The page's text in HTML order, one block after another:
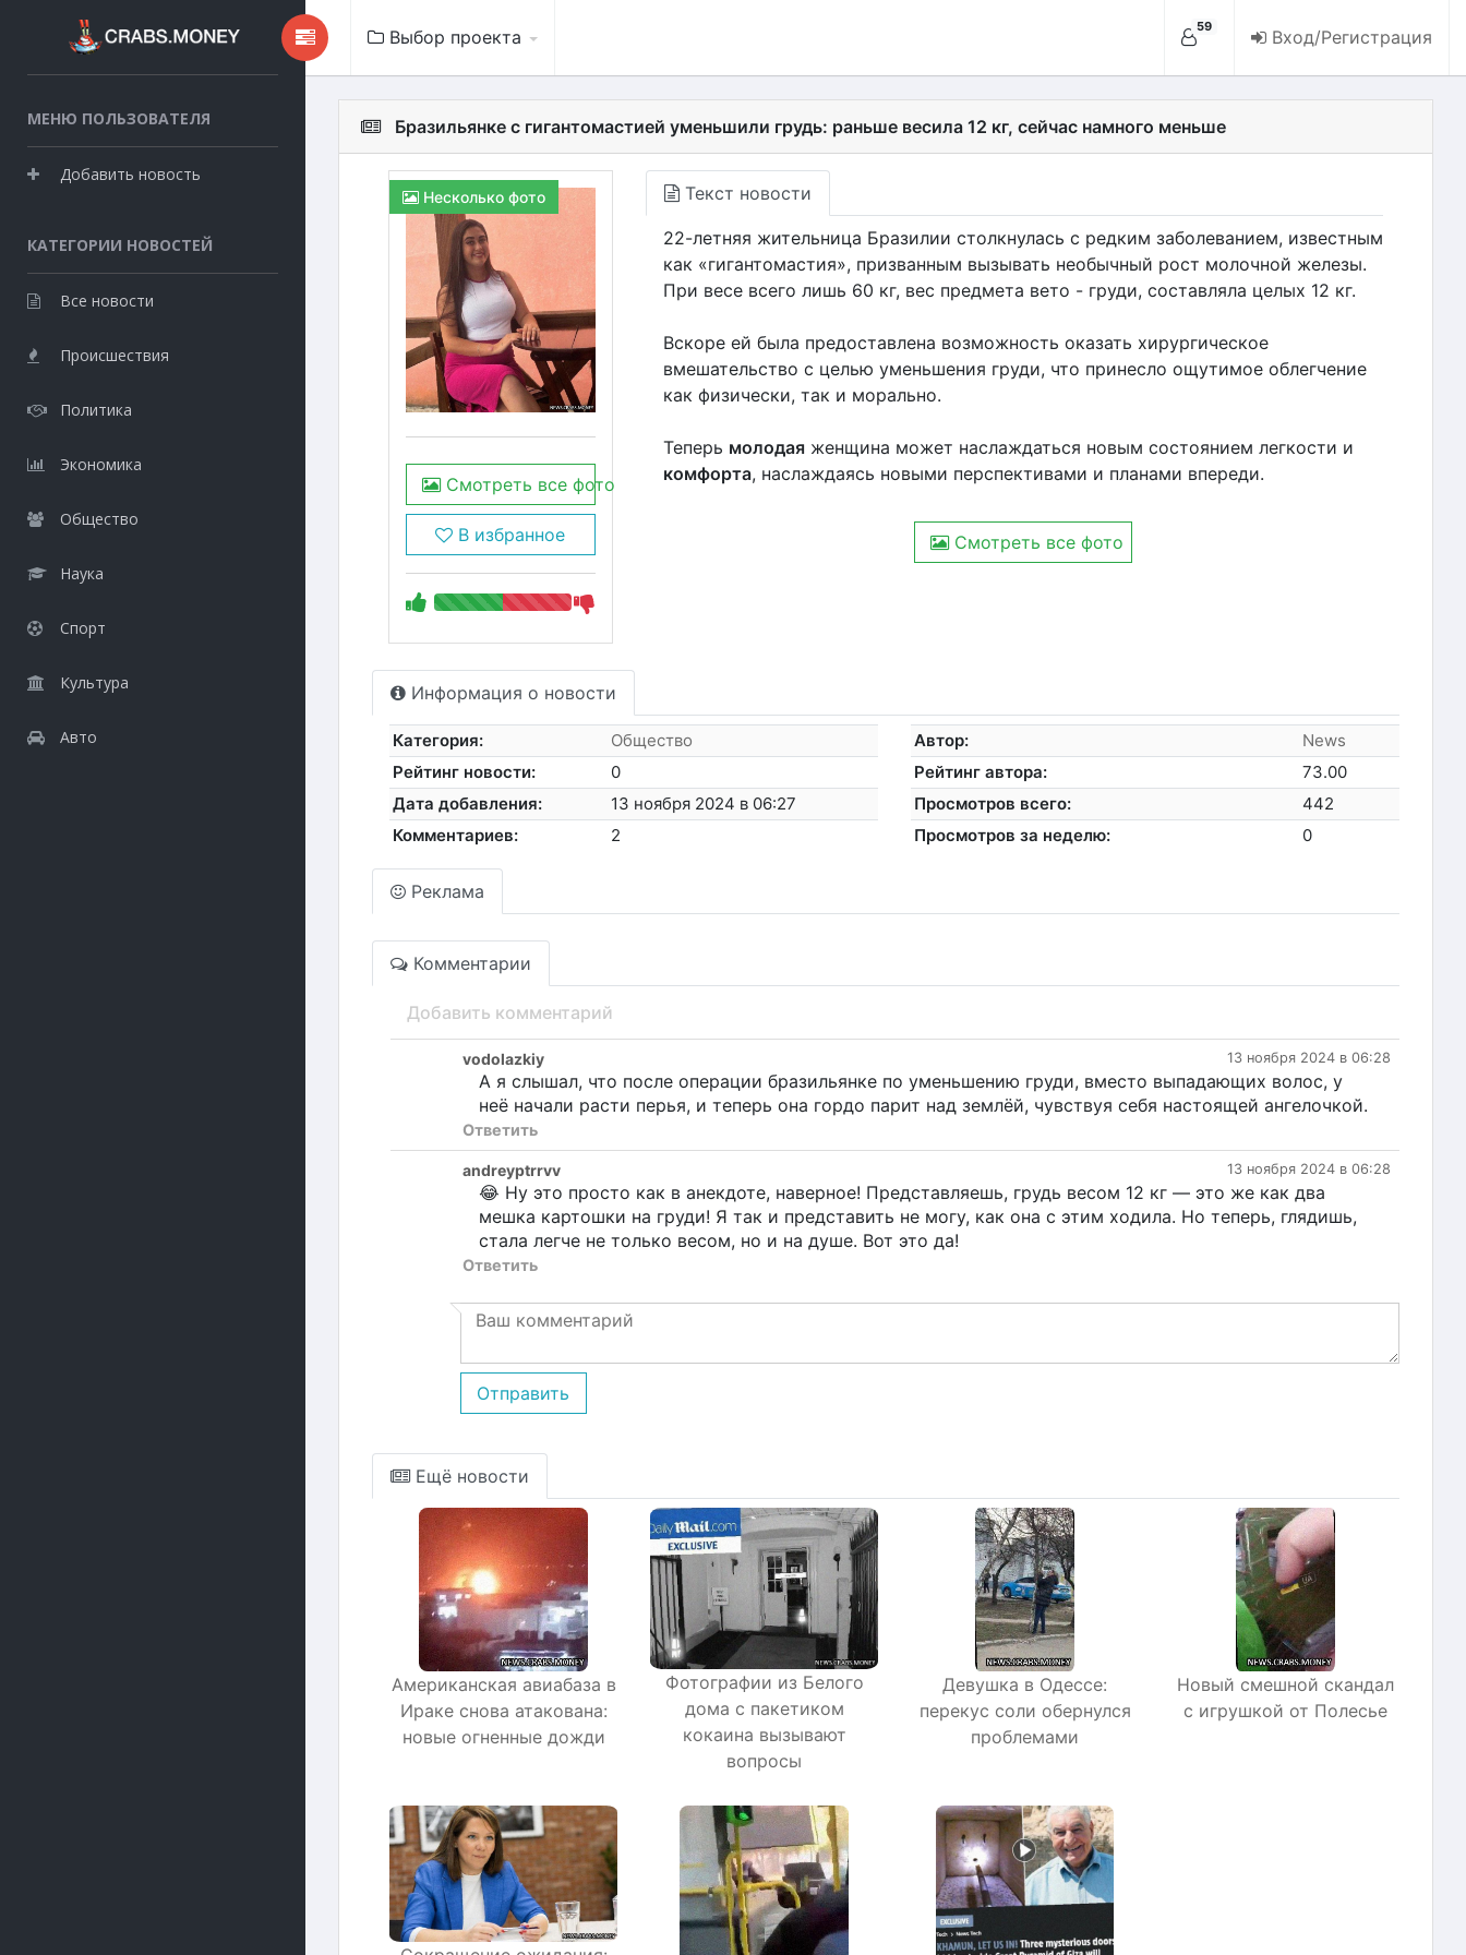
МЕНЮ ПОЛЬЗОВАТЕЛЯ
Добавить новость
КАТЕГОРИИ НОВОСТЕЙ
Все новости
Происшествия
Политика
Экономика
Общество
Наука
Спорт
Культура
Авто
Выбор проекта 59 Вход/Регистрация
Бразильянке с гигантомастией уменьшили грудь: раньше весила 12 кг, сейчас намного меньше
Несколько фото
Смотреть все фото
В избранное
Текст новости
22-летняя жительница Бразилии столкнулась с редким заболеванием, известным
как «гигантомастия», призванным вызывать необычный рост молочной железы.
При весе всего лишь 60 кг, вес предмета вето - груди, составляла целых 12 кг.
Вскоре ей была предоставлена возможность оказать хирургическое
вмешательство с целью уменьшения груди, что принесло ощутимое облегчение
как физически, так и морально.
Теперь молодаяженщина может наслаждаться новым состоянием легкости и
комфорта, наслаждаясь новыми перспективами и планами впереди.
Смотреть все фото
Информация о новости
Категория:
Общество
Рейтинг новости:
0
Дата добавления:
13 ноября 2024 в 06:27
Комментариев:
2
Автор:
News
Рейтинг автора:
73.00
Просмотров всего:
442
Просмотров за неделю:
0
Реклама
Комментарии
Добавить комментарий
13 ноября 2024 в 06:28
vodolazkiy
А я слышал, что после операции бразильянке по уменьшению груди, вместо выпадающих волос, у
неё начали расти перья, и теперь она гордо парит над землёй, чувствуя себя настоящей ангелочкой.
Ответить
13 ноября 2024 в 06:28
andreyptrrvv
😂 Ну это просто как в анекдоте, наверное! Представляешь, грудь весом 12 кг — это же как два
мешка картошки на груди! Я так и представить не могу, как она с этим ходила. Но теперь, глядишь,
стала легче не только весом, но и на душе. Вот это да!
Ответить
Отправить
Ещё новости
Американская авиабаза в
Ираке снова атакована:
новые огненные дожди
Фотографии из Белого
дома с пакетиком
кокаина вызывают
вопросы
Девушка в Одессе:
перекус соли обернулся
проблемами
Новый смешной скандал
с игрушкой от Полесье